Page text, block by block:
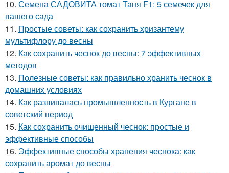
10. Семена САДОВИТА томат Таня F1: 5 семечек для
вашего сада
11. Простые советы: как сохранить хризантему
мультифлору до весны
12. Как сохранить чеснок до весны: 7 эффективных
методов
13. Полезные советы: как правильно хранить чеснок в
домашних условиях
14. Как развивалась промышленность в Кургане в
советский период
15. Как сохранить очищенный чеснок: простые и
эффективные способы
16. Эффективные способы хранения чеснока: как
сохранить аромат до весны